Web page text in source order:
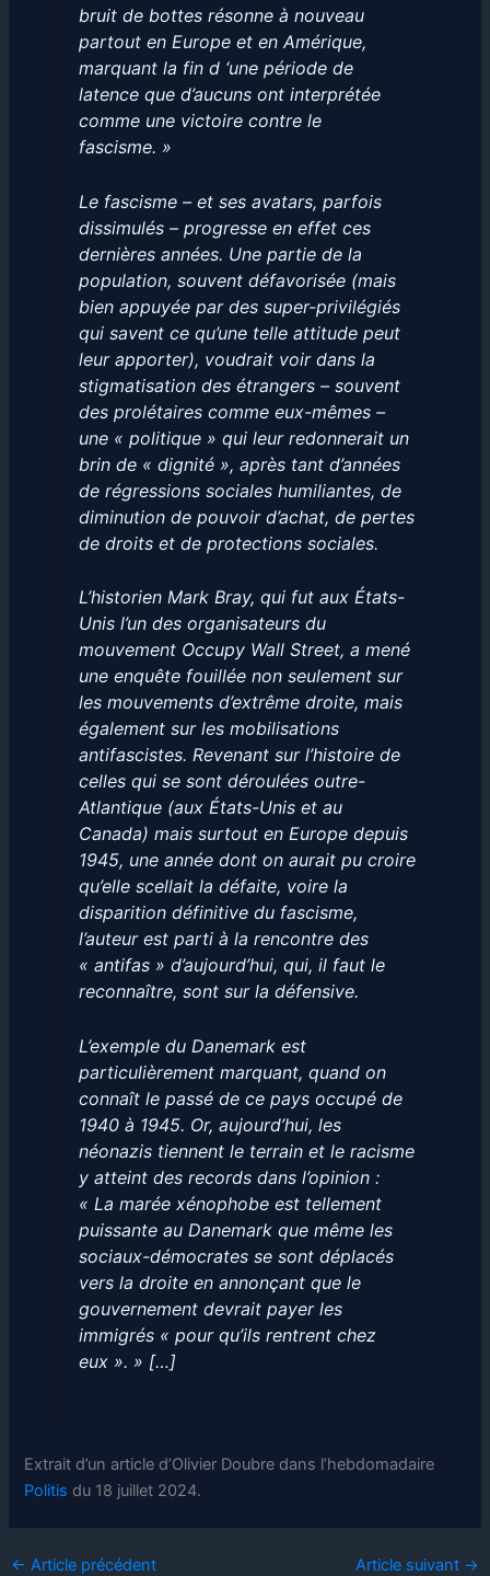
bruit de bottes résonne à nouveau
partout en Europe et en Amérique,
marquant la fin d ‘une période de
latence que d’aucuns ont interprétée
comme une victoire contre le
fascisme. »
Le fascisme – et ses avatars, parfois
dissimulés – progresse en effet ces
dernières années. Une partie de la
population, souvent défavorisée (mais
bien appuyée par des super-privilégiés
qui savent ce qu’une telle attitude peut
leur apporter), voudrait voir dans la
stigmatisation des étrangers – souvent
des prolétaires comme eux-mêmes –
une « politique » qui leur redonnerait un
brin de « dignité », après tant d’années
de régressions sociales humiliantes, de
diminution de pouvoir d’achat, de pertes
de droits et de protections sociales.
L’historien Mark Bray, qui fut aux États-
Unis l’un des organisateurs du
mouvement Occupy Wall Street, a mené
une enquête fouillée non seulement sur
les mouvements d’extrême droite, mais
également sur les mobilisations
antifascistes. Revenant sur l’histoire de
celles qui se sont déroulées outre-
Atlantique (aux États-Unis et au
Canada) mais surtout en Europe depuis
1945, une année dont on aurait pu croire
qu’elle scellait la défaite, voire la
disparition définitive du fascisme,
l’auteur est parti à la rencontre des
« antifas » d’aujourd’hui, qui, il faut le
reconnaître, sont sur la défensive.
L’exemple du Danemark est
particulièrement marquant, quand on
connaît le passé de ce pays occupé de
1940 à 1945. Or, aujourd’hui, les
néonazis tiennent le terrain et le racisme
y atteint des records dans l’opinion :
« La marée xénophobe est tellement
puissante au Danemark que même les
sociaux-démocrates se sont déplacés
vers la droite en annonçant que le
gouvernement devrait payer les
immigrés « pour qu’ils rentrent chez
eux ». » […]
Extrait d’un article d’Olivier Doubre dans l’hebdomadaire
Politis du 18 juillet 2024.
← Article précédent Article suivant →